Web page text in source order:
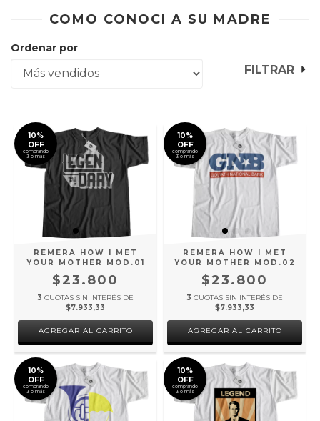
COMO CONOCI A SU MADRE
Ordenar por
FILTRAR
10%
OFF
comprando
3 o más
REMERA HOW I MET
YOUR MOTHER MOD.01
$23.800
3 CUOTAS SIN INTERÉS DE
$7.933,33
AGREGAR AL CARRITO
10%
OFF
comprando
3 o más
REMERA HOW I MET
YOUR MOTHER MOD.02
$23.800
3 CUOTAS SIN INTERÉS DE
$7.933,33
AGREGAR AL CARRITO
10%
OFF
comprando
3 o más
10%
OFF
comprando
3 o más